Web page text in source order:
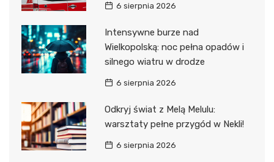
6 sierpnia 2026
Intensywne burze nad
Wielkopolską: noc pełna opadów i
silnego wiatru w drodze
6 sierpnia 2026
Odkryj świat z Melą Melulu:
warsztaty pełne przygód w Nekli!
6 sierpnia 2026